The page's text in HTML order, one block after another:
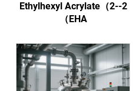
2-Ethylhexyl Acrylate（2-
EHA）